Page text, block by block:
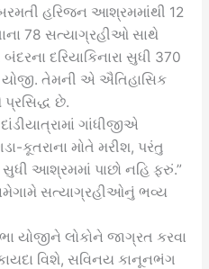
હરિજન આશ્રમમાંથી 12
78 સત્યાગ્રહીઓ સાથે
દરિયાકિનારા સુધી 370
યોજી. તેમની એ ઐતિહાસિક
પ્રસિદ્ધ છે.
ગાંધીજીએ
કૂતરાના મોતે મરીશ, પરંતુ
આશ્રમમાં પાછો નહિ ફરું.”
ગામેગામે સત્યાગ્રહીઓનું ભવ્ય
યોજીને લોકોને જાગ્રત કરવા
વિશે, સવિનય કાનૂનભંગ